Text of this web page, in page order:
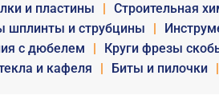
и пластины Строительная
шплинты и струбцины
с дюбелем Круги фрезы
и кафеля Биты и пилочки